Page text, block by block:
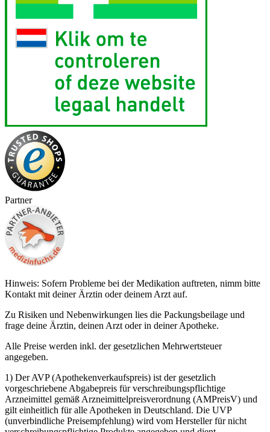
Partner
Hinweis: Sofern Probleme bei der Medikation auftreten, nimm bitte
Kontakt mit deiner Ärztin oder deinem Arzt auf.
Zu Risiken und Nebenwirkungen lies die Packungsbeilage und
frage deine Ärztin, deinen Arzt oder in deiner Apotheke.
Alle Preise werden inkl. der gesetzlichen Mehrwertsteuer
angegeben.
1) Der AVP (Apothekenverkaufspreis) ist der gesetzlich
vorgeschriebene Abgabepreis für verschreibungspflichtige
Arzneimittel gemäß Arzneimittelpreisverordnung (AMPreisV) und
gilt einheitlich für alle Apotheken in Deutschland. Die UVP
(unverbindliche Preisempfehlung) wird vom Hersteller für nicht